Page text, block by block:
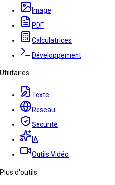
Image
PDF
Calculatrices
Développement
Utilitaires
Texte
Réseau
Sécurité
IA
Outils Vidéo
Plus d'outils